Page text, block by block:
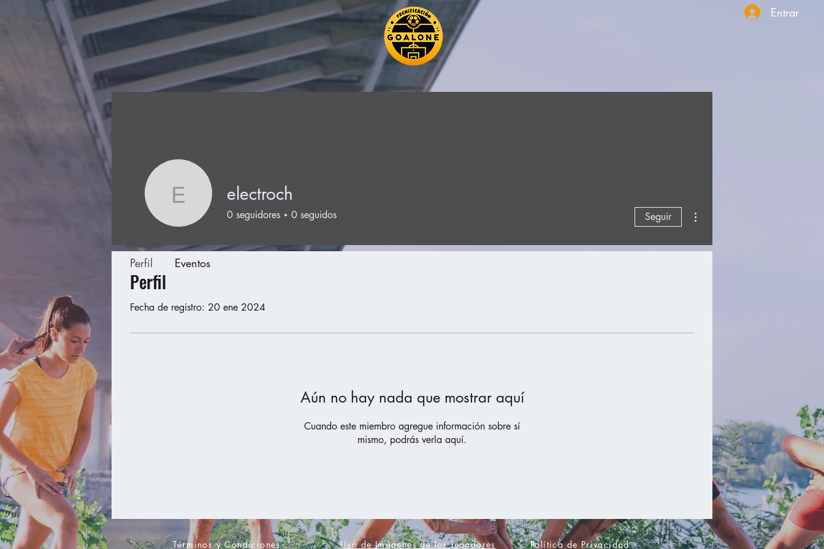
Entrar
Perfil
Fecha de registro: 20 ene 2024
Aún no hay nada que mostrar aquí
Cuando este miembro agregue información sobre sí
mismo, podrás verla aquí.
electroch
electroch
0 seguidores 0 seguidos Seguir
Perfil Eventos
Términos y Condiciones Uso de Imágenes de los Jugadores Política de Privacidad